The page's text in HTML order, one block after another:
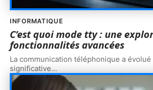
INFORMATIQUE
C’est quoi mode tty : une
fonctionnalités avancées
La communication téléphonique a
significative…